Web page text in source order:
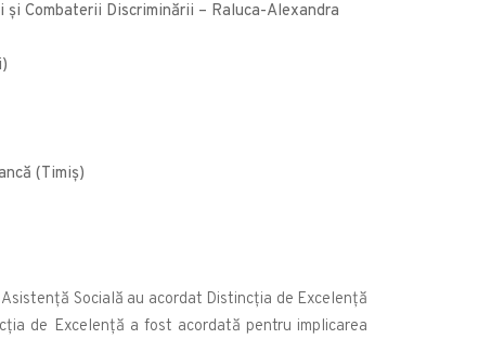
Combaterii Discriminării – Raluca-Alexandra
(Timiș)
Socială au acordat Distincția de Excelență
de Excelență a fost acordată pentru implicarea